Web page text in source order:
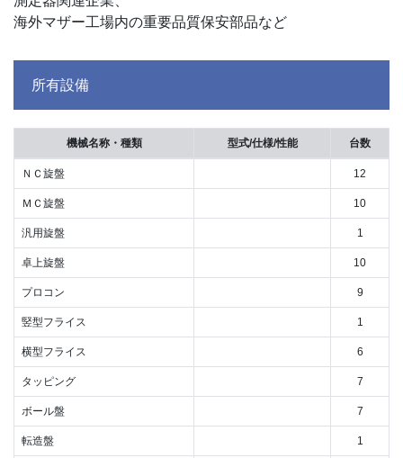
海外マザー工場内の重要品質保安部品など
所有設備
機械名称・種類 型式/仕様/性能 台数
ＮＣ旋盤 12
ＭＣ旋盤 10
汎用旋盤 1
卓上旋盤 10
プロコン 9
竪型フライス 1
横型フライス 6
タッピング 7
ボール盤 7
転造盤 1